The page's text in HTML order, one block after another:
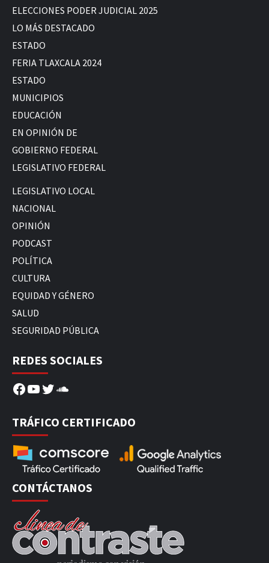
ELECCIONES PODER JUDICIAL 2025
LO MÁS DESTACADO
ESTADO
FERIA TLAXCALA 2024
ESTADO
MUNICIPIOS
EDUCACIÓN
EN OPINIÓN DE
GOBIERNO FEDERAL
LEGISLATIVO FEDERAL
LEGISLATIVO LOCAL
NACIONAL
OPINIÓN
PODCAST
POLÍTICA
CULTURA
EQUIDAD Y GÉNERO
SALUD
SEGURIDAD PÚBLICA
REDES SOCIALES
Facebook
YouTube
Twitter
SoundCloud
TRÁFICO CERTIFICADO
CONTÁCTANOS